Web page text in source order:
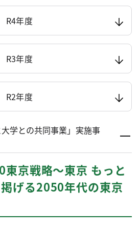
R4年度
R3年度
R2年度
学との共同事業」実施事
京戦略～東京 もっと
げる2050年代の東京